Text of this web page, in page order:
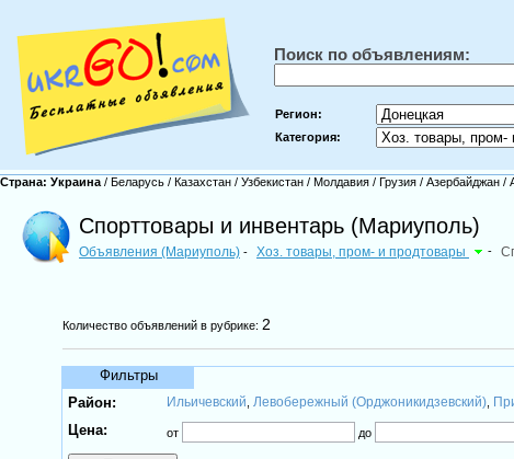
Поиск по объявлениям:
Регион:
Категория:
Страна: Украина / Беларусь / Казахстан / Узбекистан / Молдавия / Грузия / Азербайджан /
Спорттовары и инвентарь (Мариуполь)
Объявления (Мариуполь) - Хоз. товары, пром- и продтовары -
Количество объявлений в рубрике: 2
Фильтры
Район:
Ильичевский Левобережный (Орджоникидзевский)
Цена: от до